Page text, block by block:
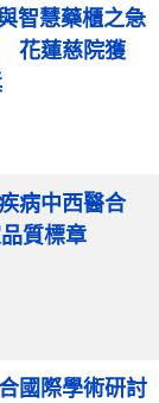
智慧藥櫃之急
花蓮慈院獲
病中西醫合
質標章
國際學術研討